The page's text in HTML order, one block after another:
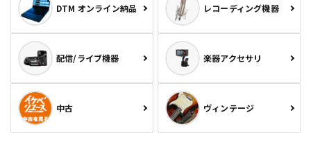
DTM オンライン納品 レコーディング機器
配信/ライブ機器 楽器アクセサリ
中古 ヴィンテージ